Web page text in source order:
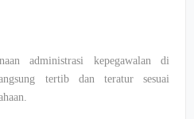
administrasi kepegawalan di
tertib dan teratur sesuai